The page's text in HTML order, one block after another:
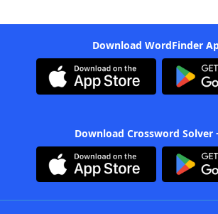
Download WordFinder
Download Crossword Solver